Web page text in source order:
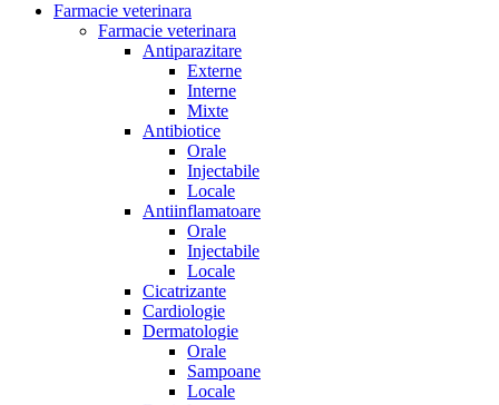
Farmacie veterinara
Farmacie veterinara
Antiparazitare
Externe
Interne
Mixte
Antibiotice
Orale
Injectabile
Locale
Antiinflamatoare
Orale
Injectabile
Locale
Cicatrizante
Cardiologie
Dermatologie
Orale
Sampoane
Locale